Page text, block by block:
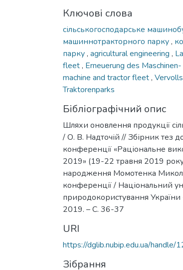
Ключові слова
сільськогосподарське
машиннотракторного парку,
парку, agricultural engineering ,
fleet, Erneuerung des
machine and tractor fleet,
Traktorenparks
Бібліографічний опис
Шляхи оновлення продукції
/ О. В. Надточій // Збірник тез
конференції «Раціональне
2019» (19-22 травня 2019
народження Момотенка
конференції / Національний
природокористування
2019. – C. 36-37
URI
https://dglib.nubip.edu.ua/
Зібрання